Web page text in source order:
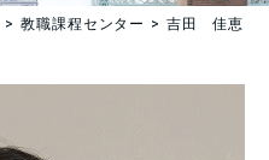
教職課程センター 吉田 佳恵